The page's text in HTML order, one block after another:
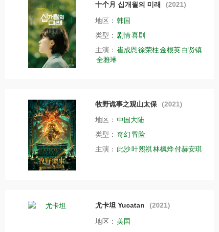
十个月 십개월의 미래 (2021)
地区： 韩国
类型： 剧情喜剧
主演： 崔成恩 徐荣柱金根英白贤镇
全雅琳
牧野诡事之观山太保 (2021)
地区： 中国大陆
类型： 奇幻 冒险
主演： 此沙叶熙祺林枫烨付赫安琪
尤卡坦 Yucatan (2021)
地区： 美国